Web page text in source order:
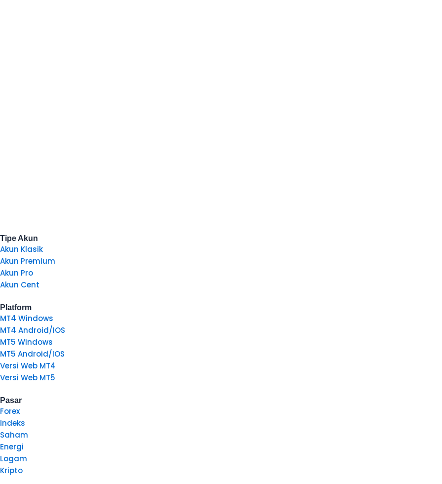
Tipe Akun
Akun Klasik
Akun Premium
Akun Pro
Akun Cent
Platform
MT4 Windows
MT4 Android/IOS
MT5 Windows
MT5 Android/IOS
Versi Web MT4
Versi Web MT5
Pasar
Forex
Indeks
Saham
Energi
Logam
Kripto